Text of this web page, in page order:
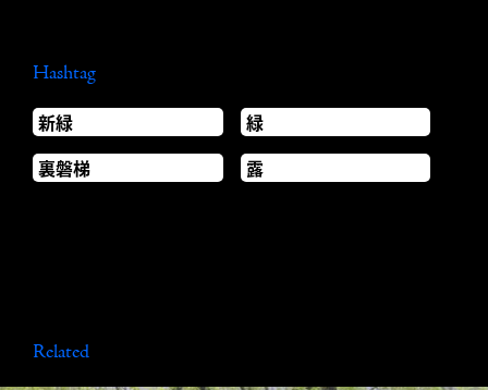
Hashtag
新緑
緑
裏磐梯
露
Related